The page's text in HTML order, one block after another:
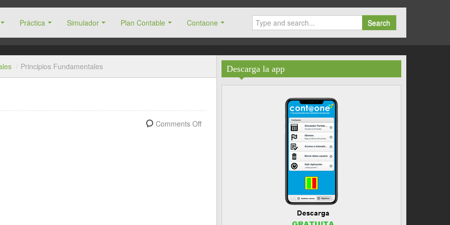
Práctica Simulador Plan Contable Contaone Search
/ Principios Fundamentales
Comments Off
Descarga la app